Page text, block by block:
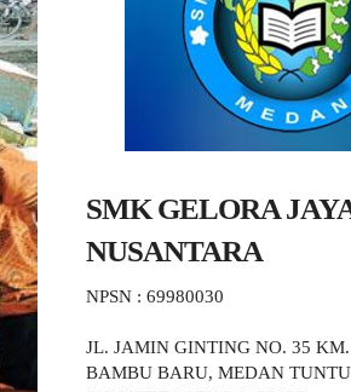
SMK GELORA
NUSANTARA
NPSN : 69980030
JL. JAMIN GINTING NO. 35
BAMBU BARU, MEDAN